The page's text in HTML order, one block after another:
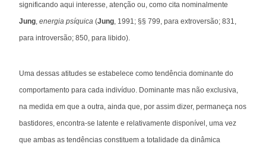
significando aqui interesse, atenção ou, como cita nominalmente
Jung, energia psíquica (Jung, 1991; §§ 799, para extroversão; 831,
para introversão; 850, para libido).
Uma dessas atitudes se estabelece como tendência dominante do
comportamento para cada indivíduo. Dominante mas não exclusiva,
na medida em que a outra, ainda que, por assim dizer, permaneça nos
bastidores, encontra-se latente e relativamente disponível, uma vez
que ambas as tendências constituem a totalidade da dinâmica